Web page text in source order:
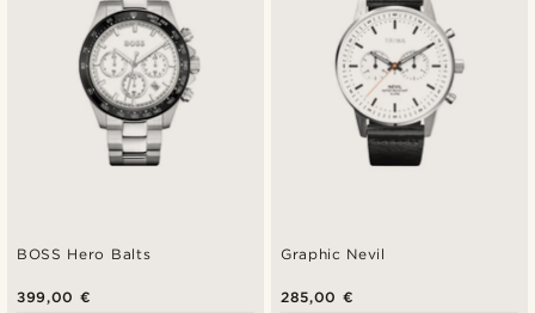
BOSS Hero Balts
399,00 €
Graphic Nevil
285,00 €